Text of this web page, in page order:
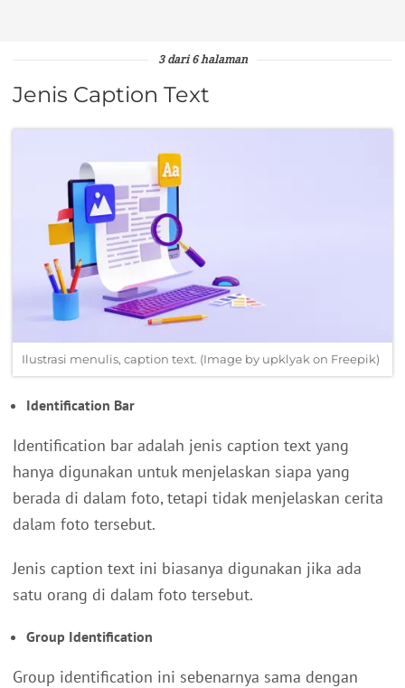
3 dari 6 halaman
Jenis Caption Text
Ilustrasi menulis, caption text. (Image by upklyak on Freepik)
Identification Bar
Identification bar adalah jenis caption text yang
hanya digunakan untuk menjelaskan siapa yang
berada di dalam foto, tetapi tidak menjelaskan cerita
dalam foto tersebut.
Jenis caption text ini biasanya digunakan jika ada
satu orang di dalam foto tersebut.
Group Identification
Group identification ini sebenarnya sama dengan